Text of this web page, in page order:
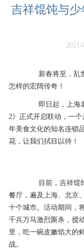
吉祥馄饨与
2021-
新春将至， 乱
怎样的宏阔传奇！
即日起， 上海
2》正式开启联动，一
年美食文化的知名连锁
花，让我们拭目以待！
目前，吉祥馄饨
餐厅，遍及上海、北京
十个城市。活动期间，
千兵万马激烈厮杀，搅
里，吃一碗皮嫩馅大的
战。